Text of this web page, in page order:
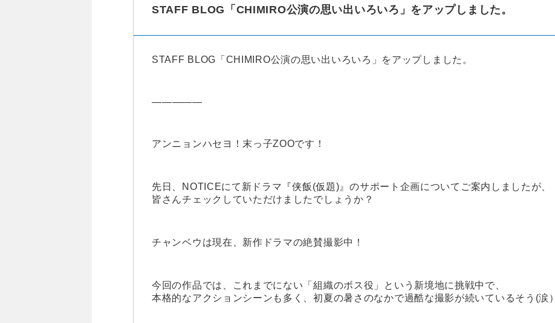
STAFF BLOG「CHIMIRO公演の思い出いろいろ」をアップしました。
STAFF BLOG「CHIMIRO公演の思い出いろいろ」をアップしました。
—————
アンニョンハセヨ！末っ子ZOOです！
先日、NOTICEにて新ドラマ『侠飯(仮題)』のサポート企画についてご案内しましたが、
皆さんチェックしていただけましたでしょうか？
チャンベウは現在、新作ドラマの絶賛撮影中！
今回の作品では、これまでにない「組織のボス役」という新境地に挑戦中で、
本格的なアクションシーンも多く、初夏の暑さのなかで過酷な撮影が続いているそう(涙）